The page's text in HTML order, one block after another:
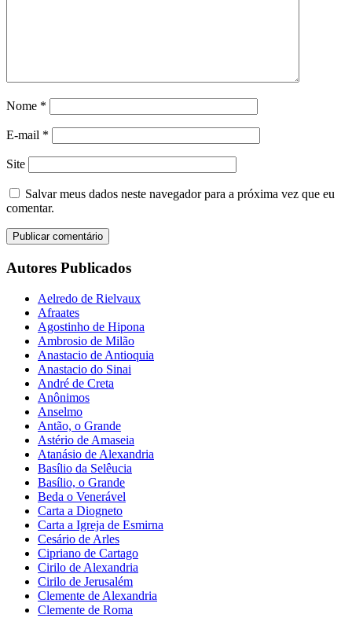
Nome *
E-mail *
Site
Salvar meus dados neste navegador para a próxima vez que eu
comentar.
Autores Publicados
Aelredo de Rielvaux
Afraates
Agostinho de Hipona
Ambrosio de Milão
Anastacio de Antioquia
Anastacio do Sinai
André de Creta
Anônimos
Anselmo
Antão, o Grande
Astério de Amaseia
Atanásio de Alexandria
Basílio da Selêucia
Basílio, o Grande
Beda o Venerável
Carta a Diogneto
Carta a Igreja de Esmirna
Cesário de Arles
Cipriano de Cartago
Cirilo de Alexandria
Cirilo de Jerusalém
Clemente de Alexandria
Clemente de Roma